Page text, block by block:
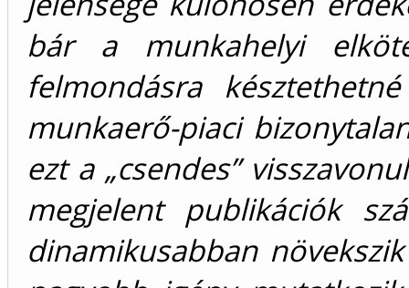
bár a munkahelyi
felmondásra
munkaerő-piaci
ezt a „csendes”
megjelent publikációk
dinamikusabban